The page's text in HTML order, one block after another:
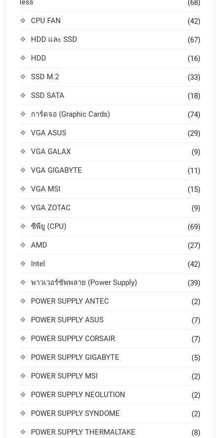
less (68)
CPU FAN (42)
HDD และ SSD (67)
HDD (16)
SSD M.2 (33)
SSD SATA (18)
การ์ดจอ (Graphic Cards) (74)
VGA ASUS (29)
VGA GALAX (9)
VGA GIGABYTE (11)
VGA MSI (15)
VGA ZOTAC (9)
ซีพียู (CPU) (69)
AMD (27)
Intel (42)
พาวเวอร์ซัพพลาย (Power Supply) (39)
POWER SUPPLY ANTEC (2)
POWER SUPPLY ASUS (7)
POWER SUPPLY CORSAIR (7)
POWER SUPPLY GIGABYTE (5)
POWER SUPPLY MSI (2)
POWER SUPPLY NEOLUTION (2)
POWER SUPPLY SYNDOME (2)
POWER SUPPLY THERMALTAKE (8)